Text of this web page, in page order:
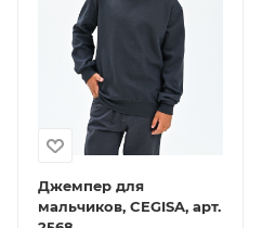
Джемпер для
мальчиков, CEGISA, арт.